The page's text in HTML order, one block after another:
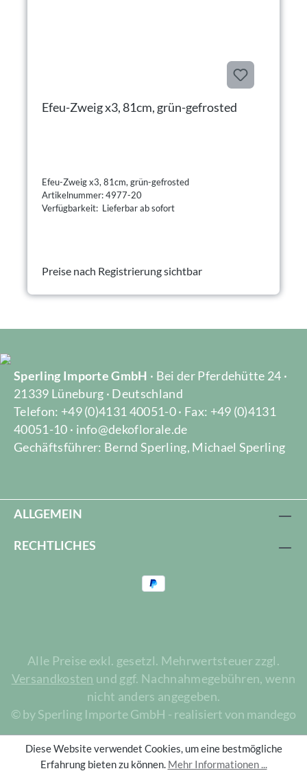
Efeu-Zweig x3, 81cm, grün-gefrosted
Efeu-Zweig x3, 81cm, grün-gefrosted
Artikelnummer: 4977-20
Verfügbarkeit: Lieferbar ab sofort
Preise nach Registrierung sichtbar
Sperling Importe GmbH · Bei der Pferdehütte 24 ·
21339 Lüneburg · Deutschland
Telefon: +49 (0)4131 40051-0 · Fax: +49 (0)4131
40051-10 · info@dekoflorale.de
Gechäftsführer: Bernd Sperling, Michael Sperling
ALLGEMEIN
RECHTLICHES
Alle Preise exkl. gesetzl. Mehrwertsteuer zzgl.
Versandkosten und ggf. Nachnahmegebühren, wenn
nicht anders angegeben.
© by Sperling Importe GmbH - realisiert von mandego
Diese Website verwendet Cookies, um eine bestmögliche
Erfahrung bieten zu können. Mehr Informationen ...